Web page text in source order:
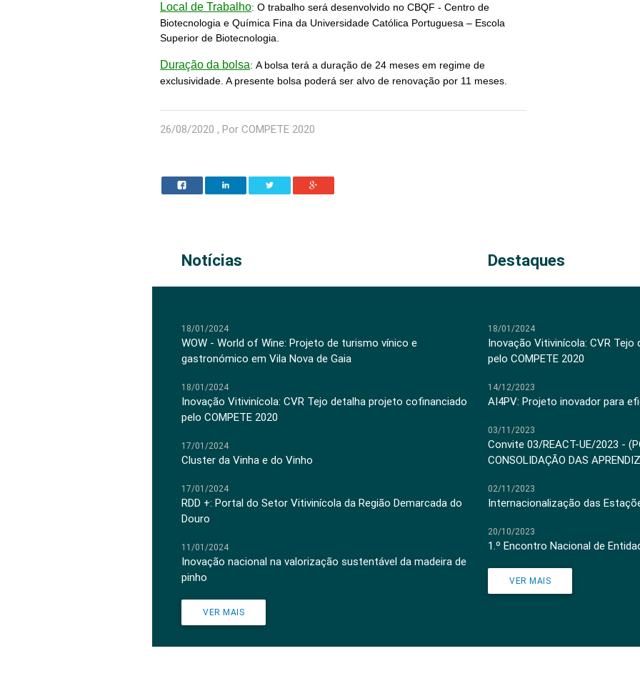
Local de Trabalho:O trabalho será desenvolvido no CBQF - Centro de
Biotecnologia e Química Fina da Universidade Católica Portuguesa – Escola
Superior de Biotecnologia.
Duração da bolsa:A bolsa terá a duração de 24 meses em regime de
exclusividade. A presente bolsa poderá ser alvo de renovação por 11 meses.
26/08/2020 , Por COMPETE 2020
Notícias Destaques
18/01/2024
WOW - World of Wine: Projeto de turismo vínico e
gastronómico em Vila Nova de Gaia
18/01/2024
Inovação Vitivinícola: CVR Tejo detalha projeto cofinanciado
pelo COMPETE 2020
17/01/2024
Cluster da Vinha e do Vinho
17/01/2024
RDD +: Portal do Setor Vitivinícola da Região Demarcada do
Douro
11/01/2024
Inovação nacional na valorização sustentável da madeira de
pinho
VER MAIS
18/01/2024
Inovação Vitivinícola: CVR
pelo COMPETE 2020
14/12/2023
AI4PV: Projeto inovador para
03/11/2023
Convite 03/REACT-UE/2023 -
CONSOLIDAÇÃO DAS
02/11/2023
Internacionalização das
20/10/2023
1.º Encontro Nacional de
VER MAIS